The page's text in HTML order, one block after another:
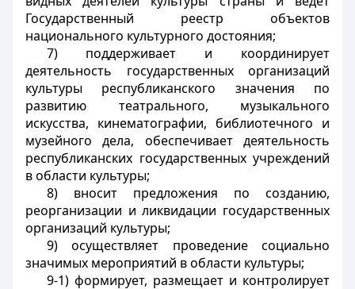
Государственный реестр объектов
национального культурного достояния;
7) поддерживает и координирует
деятельность государственных организаций
культуры республиканского значения по
развитию театрального, музыкального
искусства, кинематографии, библиотечного и
музейного дела, обеспечивает деятельность
республиканских государственных учреждений
в области культуры;
8) вносит предложения по созданию,
реорганизации и ликвидации государственных
организаций культуры;
9) осуществляет проведение социально
значимых мероприятий в области культуры;
9-1) формирует, размещает и контролирует